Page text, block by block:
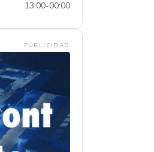
13:00-00:00
PUBLICIDAD